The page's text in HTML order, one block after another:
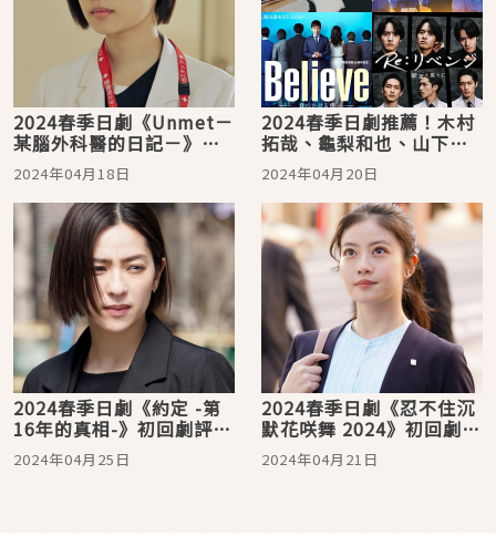
2024春季日劇《Unmet－
某腦外科醫的日記－》：
杉咲花用細膩演技詮釋記
憶障礙患者與醫師的日常
2024年04月18日
2024春季日劇推薦！木村
拓哉、龜梨和也、山下智
久，一部比一部豪華的超
強卡司
2024年04月20日
2024春季日劇《約定 -第
16年的真相-》初回劇評：
登場人物全都是嫌疑犯的
推理故事！
2024年04月25日
2024春季日劇《忍不住沉
默花咲舞 2024》初回劇
評：今田美櫻化身王牌女
行員！
2024年04月21日